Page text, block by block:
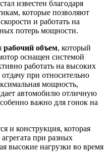
известен благодаря
которые позволяют
и работать на
потерь мощности.
рабочий объем, который
оснащен системой
работать на высоких
при относительно
мощность,
автомобилю отличную
важно для гонок на
и конструкция, которая
при разных
высокие нагрузки во время